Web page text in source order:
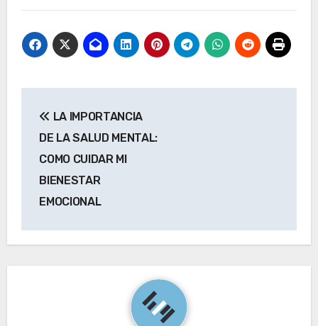
de
entradas
LA IMPORTANCIA
DE LA SALUD MENTAL:
COMO CUIDAR MI
BIENESTAR
EMOCIONAL